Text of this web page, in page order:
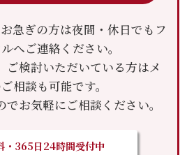
急ぎの方は夜間・休日でもフ
へご連絡ください。
ご検討いただいている方はメ
相談も可能です。
でお気軽にご相談ください。
・365日24時間受付中